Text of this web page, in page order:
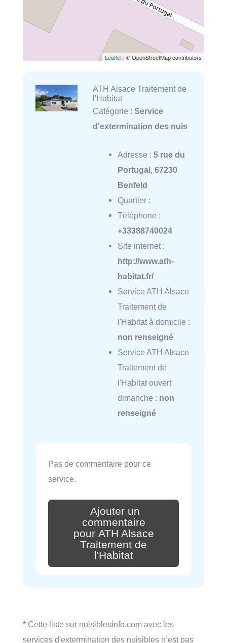
Leaflet | © OpenStreetMap contributors
ATH Alsace Traitement de
l'Habitat
Catégorie : Service
d'extermination des nuis
Adresse : 5 rue du
Portugal, 67230
Benfeld
Quartier :
Téléphone :
+33388740024
Site internet :
http://www.ath-
habitat.fr/
Service ATH Alsace
Traitement de
l'Habitat à domicile :
non renseigné
Service ATH Alsace
Traitement de
l'Habitat ouvert
dimanche : non
renseigné
Pas de commentaire pour ce
service.
Ajouter un
commentaire
pour ATH Alsace
Traitement de
l'Habitat
* Cette liste sur nuisiblesinfo.com avec les
services d'extermination des nuisibles n’est pas